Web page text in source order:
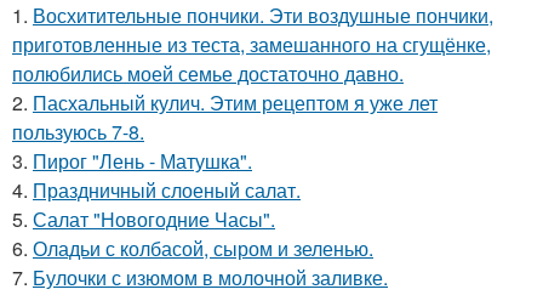
1. Восхитительные пончики. Эти воздушные пончики,
приготовленные из теста, замешанного на сгущёнке,
полюбились моей семье достаточно давно.
2. Пасхальный кулич. Этим рецептом я уже лет
пользуюсь 7-8.
3. Пирог "Лень - Матушка".
4. Праздничный слоеный салат.
5. Салат "Новогодние Часы".
6. Оладьи с колбасой, сыром и зеленью.
7. Булочки с изюмом в молочной заливке.